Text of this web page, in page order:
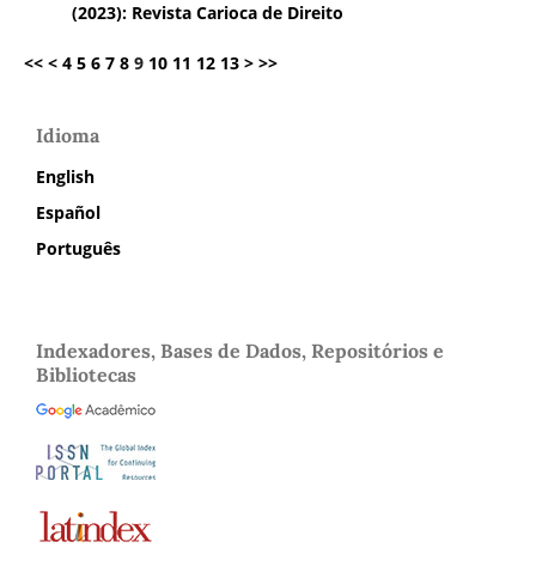
(2023): Revista Carioca de Direito
<< < 4 5 6 7 8 9 10 11 12 13 > >>
Idioma
English
Español
Português
Indexadores, Bases de Dados, Repositórios e
Bibliotecas